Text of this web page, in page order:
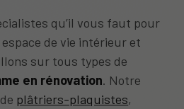
qu’il vous faut pour
de vie intérieur et
sur tous types de
en rénovation. Notre
plâtriers-plaquistes,